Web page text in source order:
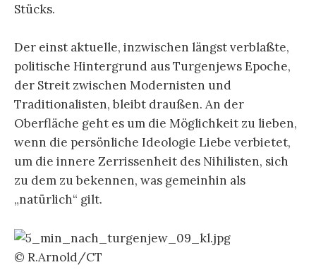
Stücks.
Der einst aktuelle, inzwischen längst verblaßte,
politische Hintergrund aus Turgenjews Epoche,
der Streit zwischen Modernisten und
Traditionalisten, bleibt draußen. An der
Oberfläche geht es um die Möglichkeit zu lieben,
wenn die persönliche Ideologie Liebe verbietet,
um die innere Zerrissenheit des Nihilisten, sich
zu dem zu bekennen, was gemeinhin als
„natürlich“ gilt.
© R.Arnold/CT